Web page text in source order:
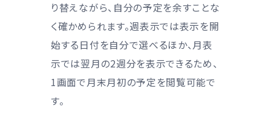
り替えながら、自分の予定を余すことな
く確かめられます。週表示では表示を開
始する日付を自分で選べるほか、月表
示では翌月の2週分を表示できるため、
1画面で月末月初の予定を閲覧可能で
す。